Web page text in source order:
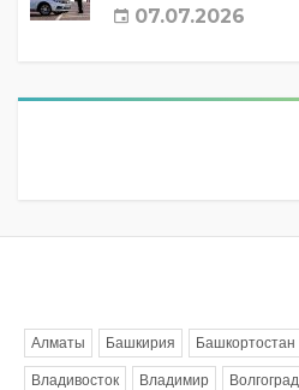
07.07.2026
Алматы Башкирия Башкортостан
Владивосток Владимир Волгоград